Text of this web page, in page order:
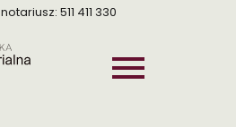
notariusz: 511 411 330